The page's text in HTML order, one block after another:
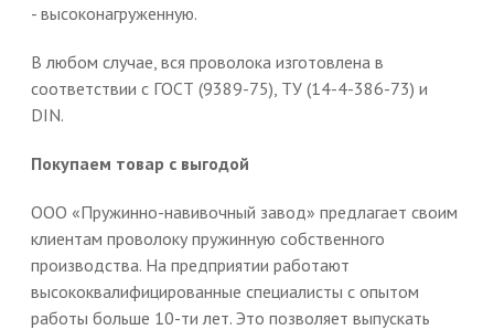
- высоконагруженную.
В любом случае, вся проволока изготовлена в
соответствии с ГОСТ (9389-75), ТУ (14-4-386-73) и
DIN.
Покупаем товар с выгодой
ООО «Пружинно-навивочный завод» предлагает своим
клиентам проволоку пружинную собственного
производства. На предприятии работают
высококвалифицированные специалисты с опытом
работы больше 10-ти лет. Это позволяет выпускать